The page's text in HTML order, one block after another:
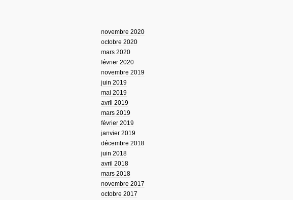
novembre 2020
octobre 2020
mars 2020
février 2020
novembre 2019
juin 2019
mai 2019
avril 2019
mars 2019
février 2019
janvier 2019
décembre 2018
juin 2018
avril 2018
mars 2018
novembre 2017
octobre 2017